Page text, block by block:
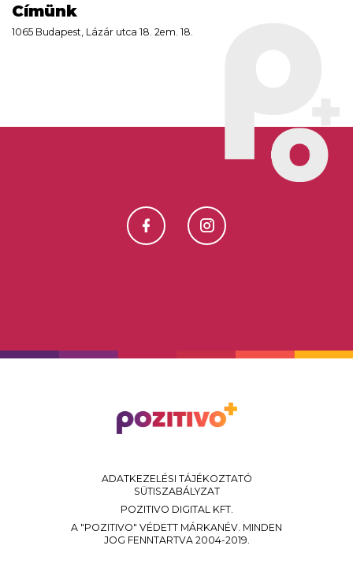
Címünk
1065 Budapest, Lázár utca 18. 2em. 18.
ADATKEZELÉSI TÁJÉKOZTATÓ
SÜTISZABÁLYZAT
POZITIVO DIGITAL KFT.
A "POZITIVO" VÉDETT MÁRKANÉV. MINDEN
JOG FENNTARTVA 2004-2019.